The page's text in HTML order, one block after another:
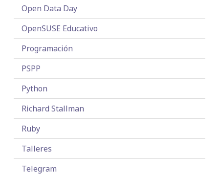
Open Data Day
OpenSUSE Educativo
Programación
PSPP
Python
Richard Stallman
Ruby
Talleres
Telegram